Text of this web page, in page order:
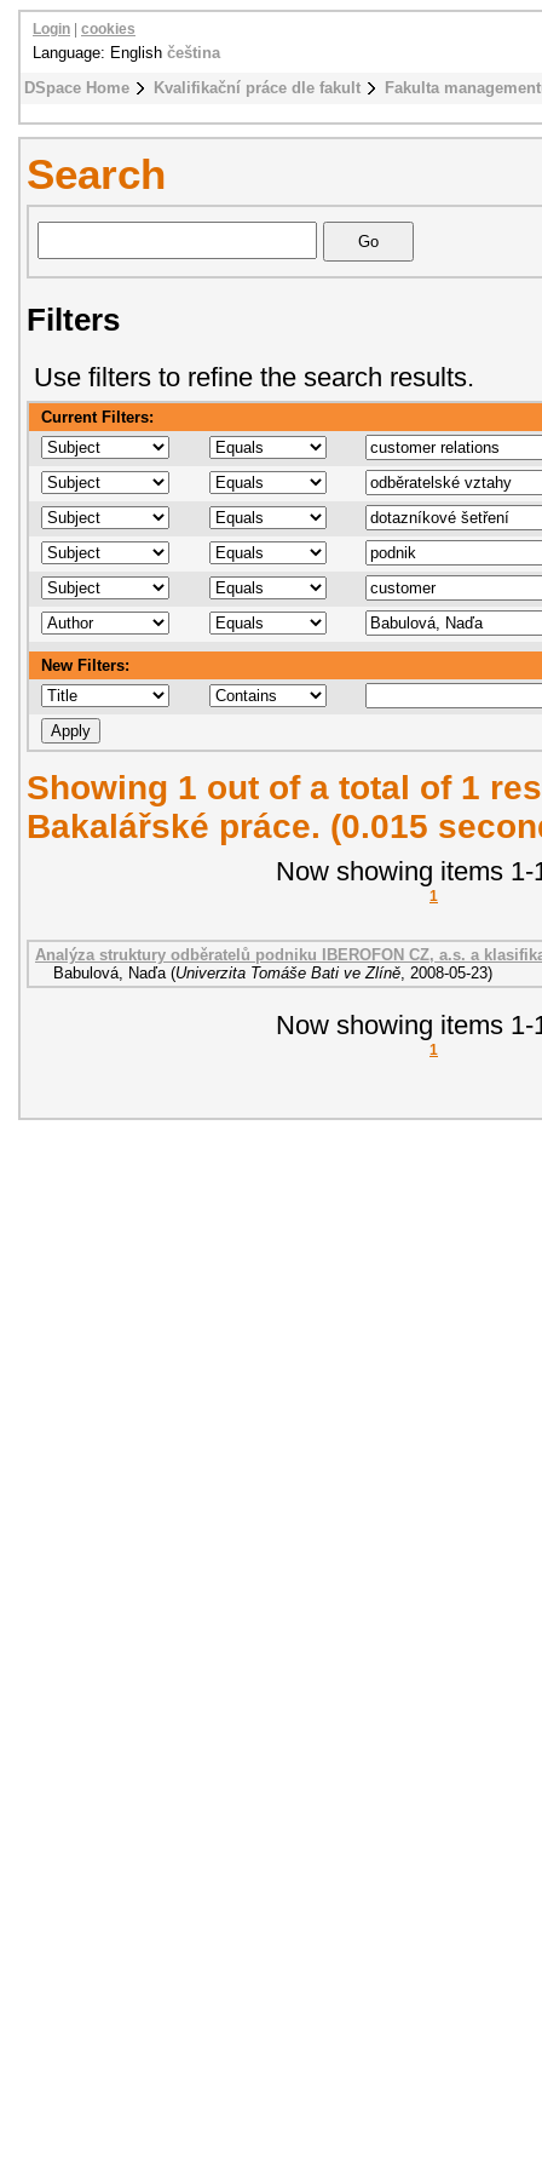
DSpace Home Kvalifikační práce dle fakult Fakulta
Login cookies
Language: English čeština
Search
Filters
Use filters to refine the search results.
Current Filters:
New Filters:
Showing 1 out of a total of 1
Bakalářské práce. (0.015
Now showing items 1-
1
Analýza struktury odběratelů podniku IBEROFON CZ, a.s. a
Babulová, Naďa (Univerzita Tomáše Bati ve Zlíně, 2008-05-23)
Now showing items 1-
1